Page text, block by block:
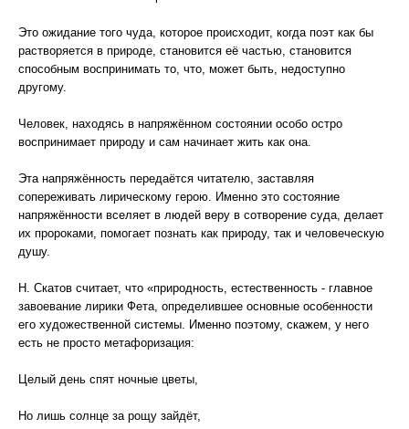
Это ожидание того чуда, которое происходит, когда поэт как бы
растворяется в природе, становится её частью, становится
способным воспринимать то, что, может быть, недоступно
другому.
Человек, находясь в напряжённом состоянии особо остро
воспринимает природу и сам начинает жить как она.
Эта напряжённость передаётся читателю, заставляя
сопереживать лирическому герою. Именно это состояние
напряжённости вселяет в людей веру в сотворение суда, делает
их пророками, помогает познать как природу, так и человеческую
душу.
Н. Скатов считает, что «природность, естественность - главное
завоевание лирики Фета, определившее основные особенности
его художественной системы. Именно поэтому, скажем, у него
есть не просто метафоризация:
Целый день спят ночные цветы,
Но лишь солнце за рощу зайдёт,